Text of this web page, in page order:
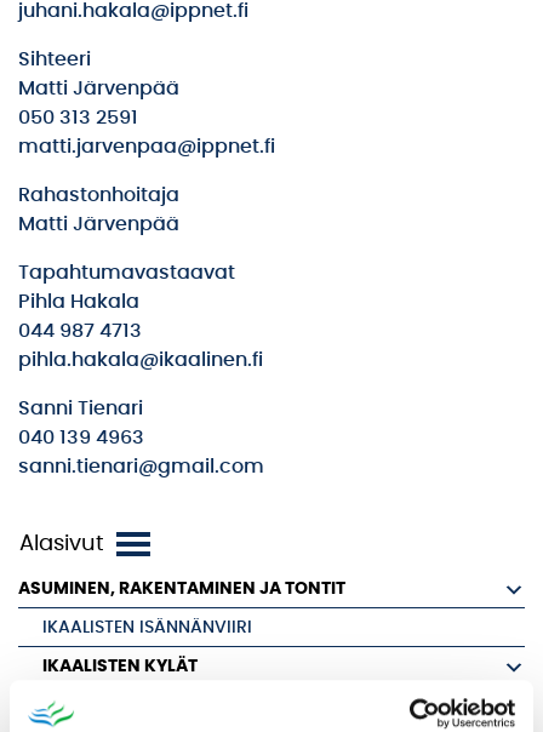
ASUMINEN, RAKENTAMINEN JA TONTIT
IKAALISTEN ISÄNNÄNVIIRI
IKAALISTEN KYLÄT
juhani.hakala@ippnet.fi
Sihteeri
Matti Järvenpää
050 313 2591
matti.jarvenpaa@ippnet.fi
Rahastonhoitaja
Matti Järvenpää
Tapahtumavastaavat
Pihla Hakala
044 987 4713
pihla.hakala@ikaalinen.fi
Sanni Tienari
040 139 4963
sanni.tienari@gmail.com